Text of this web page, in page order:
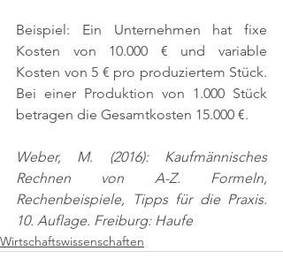
Beispiel: Ein Unternehmen hat fixe
Kosten von 10.000 € und variable
Kosten von 5 € pro produziertem Stück.
Bei einer Produktion von 1.000 Stück
betragen die Gesamtkosten 15.000 €.
Weber, M. (2016): Kaufmännisches
Rechnen von A-Z. Formeln,
Rechenbeispiele, Tipps für die Praxis.
10. Auflage. Freiburg: Haufe
Wirtschaftswissenschaften